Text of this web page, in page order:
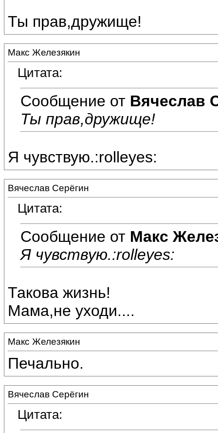
Ты прав,дружище!
Макс Железякин
Цитата:
Сообщение от Вячеслав
Ты прав,дружище!
Я чувствую.:rolleyes:
Вячеслав Серёгин
Цитата:
Сообщение от Макс
Я чувствую.:rolleyes:
Такова жизнь!
Мама,не уходи....
Макс Железякин
Печально.
Вячеслав Серёгин
Цитата: